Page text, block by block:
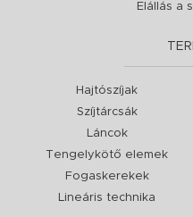
Elállás a
Hajtószíjak
Szíjtárcsák
Láncok
Tengelykötő elemek
Fogaskerekek
Lineáris technika